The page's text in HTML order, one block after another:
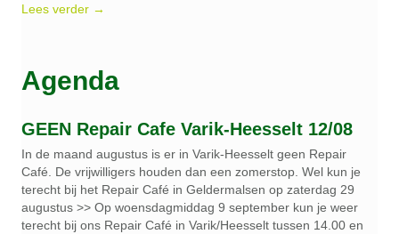
Lees verder →
Agenda
GEEN Repair Cafe Varik-Heesselt 12/08
In de maand augustus is er in Varik-Heesselt geen Repair
Café. De vrijwilligers houden dan een zomerstop. Wel kun je
terecht bij het Repair Café in Geldermalsen op zaterdag 29
augustus >> Op woensdagmiddag 9 september kun je weer
terecht bij ons Repair Café in Varik/Heesselt tussen 14.00 en